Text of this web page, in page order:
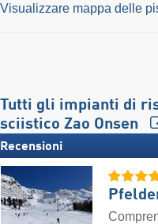
Visualizzare mappa delle
Tutti gli impianti di
sciistico Zao Onsen
Recensioni